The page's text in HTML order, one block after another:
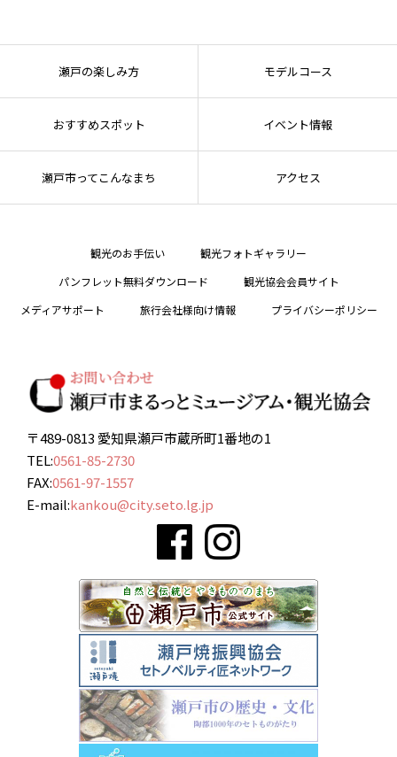
瀬戸の楽しみ方 モデルコース
おすすめスポット イベント情報
瀬戸市ってこんなまち アクセス
観光のお手伝い
観光フォトギャラリー
パンフレット無料ダウンロード
観光協会会員サイト
メディアサポート
旅行会社様向け情報 プライバシーポリシー
〒489-0813 愛知県瀬戸市蔵所町1番地の1
TEL:0561-85-2730
FAX:0561-97-1557
E-mail:kankou@city.seto.lg.jp